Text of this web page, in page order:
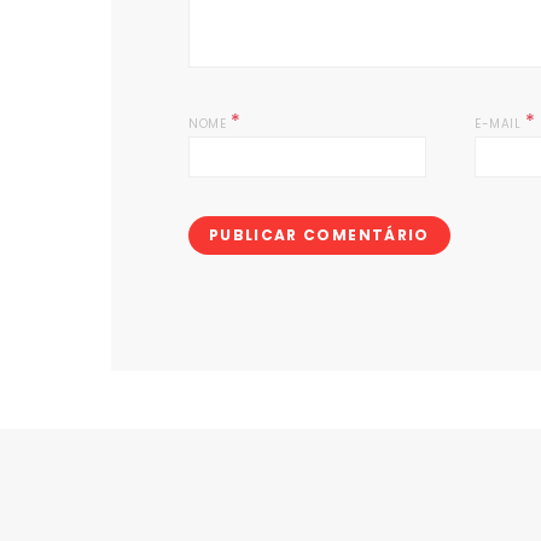
NOME * E-MAIL *